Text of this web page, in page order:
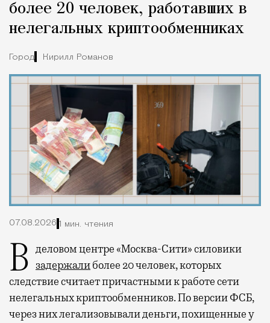
более 20 человек, работавших в
нелегальных криптообменниках
Город Кирилл Романов
07.08.2026 1 мин. чтения
В деловом центре «Москва-Сити» силовики
задержалиболее 20 человек, которых
следствие считает причастными к работе сети
нелегальных криптообменников. По версии ФСБ,
через них легализовывали деньги, похищенные у